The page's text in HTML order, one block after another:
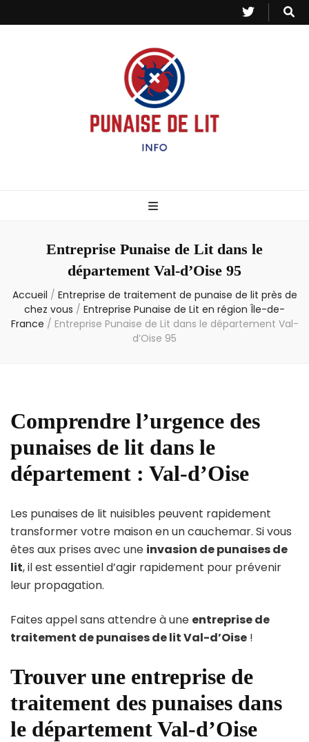
– Info
Entreprise Punaise de Lit dans le
département Val-d’Oise 95
Accueil / Entreprise de traitement de punaise de lit près de
chez vous / Entreprise Punaise de Lit en région Île-de-
France / Entreprise Punaise de Lit dans le département Val-
d’Oise 95
Comprendre l’urgence des
punaises de lit dans le
département : Val-d’Oise
Les punaises de lit nuisibles peuvent rapidement
transformer votre maison en un cauchemar. Si vous
êtes aux prises avec une invasion de punaises de
lit, il est essentiel d’agir rapidement pour prévenir
leur propagation.
Faites appel sans attendre à une entreprise de
traitement de punaises de lit Val-d’Oise !
Trouver une entreprise de
traitement des punaises dans
le département Val-d’Oise